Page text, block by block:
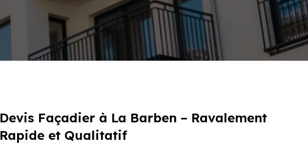
Devis Façadier à La Barben – Ravalement
Rapide et Qualitatif